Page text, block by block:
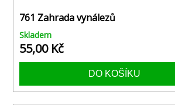
761 Zahrada vynálezů
Skladem
55,00 Kč